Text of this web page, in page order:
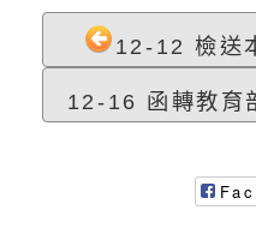
明會」
之光身
展」活
視覺障
學研習
「區域
心」、
習營」
轉知本
字稿及
轉知衛
12-12 檢送
12-16 函轉教育